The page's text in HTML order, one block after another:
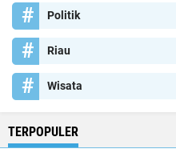
Politik
Riau
Wisata
TERPOPULER